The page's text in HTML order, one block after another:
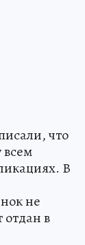
что
всем
В
не
отдан в